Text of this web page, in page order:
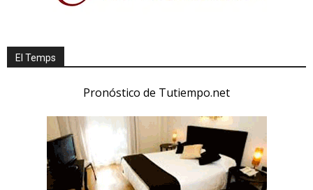
El Temps
Pronóstico de Tutiempo.net